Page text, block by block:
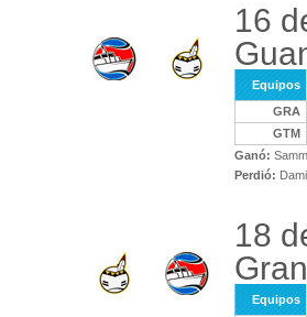
16
Equipos
GRA
GTM
Ganó:
Perdió:
18
Equipos